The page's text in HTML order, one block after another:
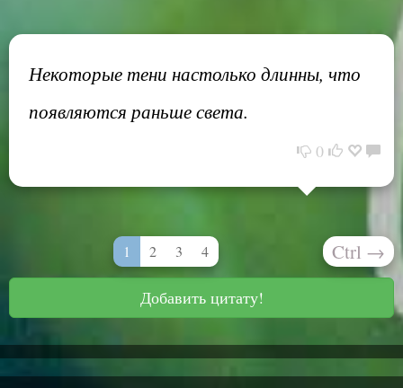
Некоторые тени настолько длинны, что
появляются раньше света.
0
1 2 3 4 Ctrl →
Добавить цитату!